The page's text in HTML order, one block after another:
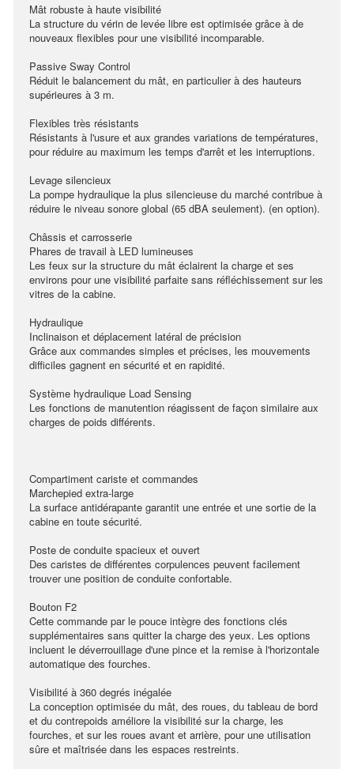
Mât robuste à haute visibilité
La structure du vérin de levée libre est optimisée grâce à de
nouveaux flexibles pour une visibilité incomparable.
Passive Sway Control
Réduit le balancement du mât, en particulier à des hauteurs
supérieures à 3 m.
Flexibles très résistants
Résistants à l'usure et aux grandes variations de températures,
pour réduire au maximum les temps d'arrêt et les interruptions.
Levage silencieux
La pompe hydraulique la plus silencieuse du marché contribue à
réduire le niveau sonore global (65 dBA seulement). (en option).
Châssis et carrosserie
Phares de travail à LED lumineuses
Les feux sur la structure du mât éclairent la charge et ses
environs pour une visibilité parfaite sans réfléchissement sur les
vitres de la cabine.
Hydraulique
Inclinaison et déplacement latéral de précision
Grâce aux commandes simples et précises, les mouvements
difficiles gagnent en sécurité et en rapidité.
Système hydraulique Load Sensing
Les fonctions de manutention réagissent de façon similaire aux
charges de poids différents.
Compartiment cariste et commandes
Marchepied extra-large
La surface antidérapante garantit une entrée et une sortie de la
cabine en toute sécurité.
Poste de conduite spacieux et ouvert
Des caristes de différentes corpulences peuvent facilement
trouver une position de conduite confortable.
Bouton F2
Cette commande par le pouce intègre des fonctions clés
supplémentaires sans quitter la charge des yeux. Les options
incluent le déverrouillage d'une pince et la remise à l'horizontale
automatique des fourches.
Visibilité à 360 degrés inégalée
La conception optimisée du mât, des roues, du tableau de bord
et du contrepoids améliore la visibilité sur la charge, les
fourches, et sur les roues avant et arrière, pour une utilisation
sûre et maîtrisée dans les espaces restreints.